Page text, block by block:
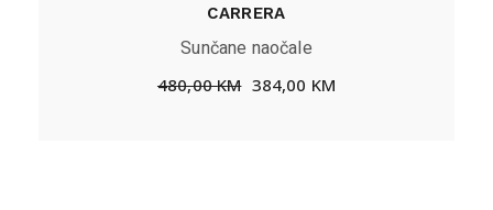
CARRERA
Sunčane naočale
480,00KM 384,00 KM